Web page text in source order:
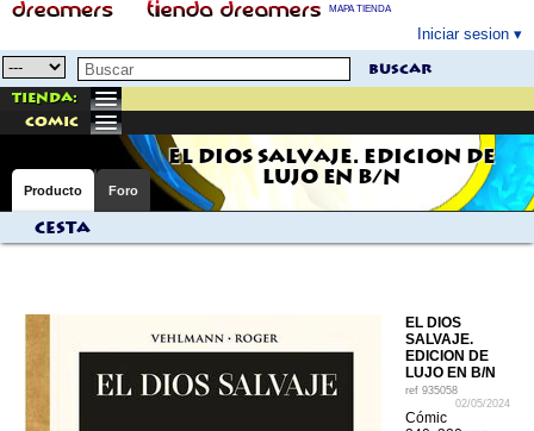
MAPA TIENDA
Iniciar sesion
buscar
Tienda:
comic
EL DIOS SALVAJE. EDICION DE
LUJO EN B/N
Producto Foro
Cesta
EL DIOS
SALVAJE.
EDICION DE
LUJO EN B/N
ref 935058
02/05/2024
Cómic